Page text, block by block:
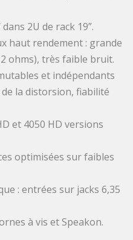
2U de rack 19”.
haut rendement : grande
ohms), très faible bruit.
et indépendants
la distorsion, fiabilité
et 4050 HD versions
optimisées sur faibles
: entrées sur jacks 6,35
à vis et Speakon.